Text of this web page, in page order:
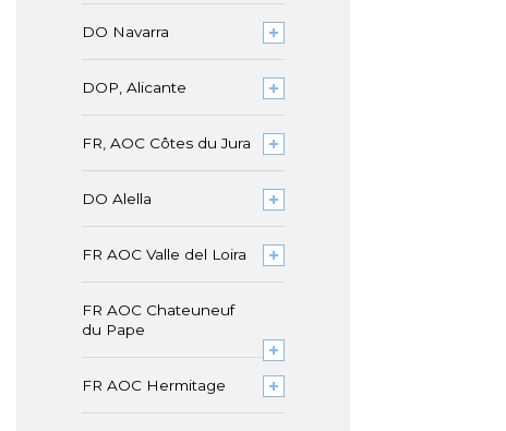
DO Navarra
DOP, Alicante
FR, AOC Côtes du Jura
DO Alella
FR AOC Valle del Loira
FR AOC Chateuneuf
du Pape
FR AOC Hermitage